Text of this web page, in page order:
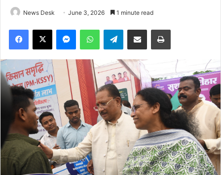
News Desk June 3, 2026 1 minute read
Facebook
X MessengerWhatsAppTelegramShare via Email Print